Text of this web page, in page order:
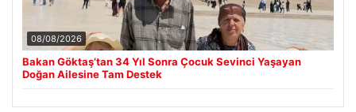
08/08/2026
Bakan Göktaş’tan 34 Yıl Sonra Çocuk Sevinci Yaşayan
Doğan Ailesine Tam Destek